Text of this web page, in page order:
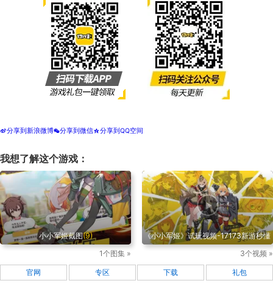
t分享到新浪微博w分享到微信z分享到QQ空间
我想了解这个游戏：
小小军姬截图(9)
1个图集 »
《小小军姬》试玩视频-17173新游秒懂
3个视频 »
官网 专区 下载 礼包